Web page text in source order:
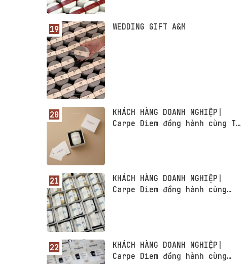
WEDDING GIFT A&M
KHÁCH HÀNG DOANH NGHIỆP|
Carpe Diem đồng hành cùng TP
KHÁCH HÀNG DOANH NGHIỆP|
Carpe Diem đồng hành cùng
KHÁCH HÀNG DOANH NGHIỆP|
Carpe Diem đồng hành cùng